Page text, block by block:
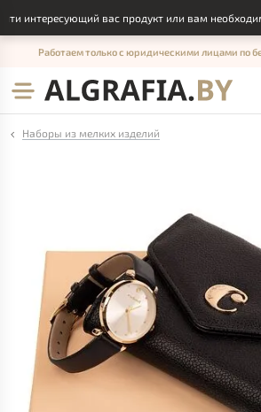
интересующий вас продукт или вам
Работаем только с юридическими лицами по
Наборы из мелких изделий